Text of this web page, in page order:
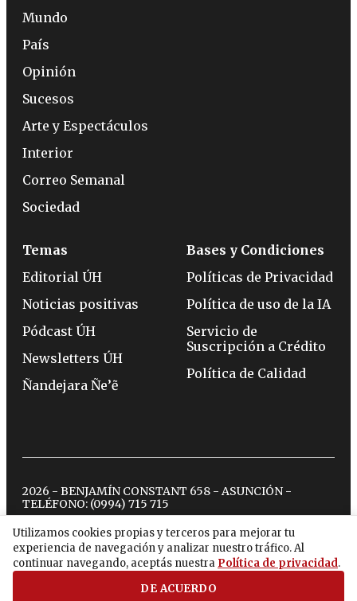
Utilizamos cookies propias y terceros para mejorar tu
experiencia de navegación y analizar nuestro tráfico. Al
continuar navegando, aceptás nuestra Política de privacidad.
DE ACUERDO
Mundo
País
Opinión
Sucesos
Arte y Espectáculos
Interior
Correo Semanal
Sociedad
Temas
Editorial ÚH
Noticias positivas
Pódcast ÚH
Newsletters ÚH
Ñandejara Ñe’ẽ
Bases y Condiciones
Políticas de Privacidad
Política de uso de la IA
Servicio de
Suscripción a Crédito
Política de Calidad
2026 - BENJAMÍN CONSTANT 658 - ASUNCIÓN -
TELÉFONO: (0994) 715 715
twitterinstagram
facebook
tiktokyoutubespotify